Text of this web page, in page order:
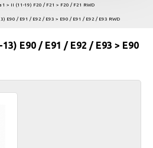
1 > II (11-19) F20 / F21 > F20 / F21 RWD
E90 / E91 / E92 / E93 > E90 / E91 / E92 / E93 RWD
E90 / E91 / E92 / E93 > E90